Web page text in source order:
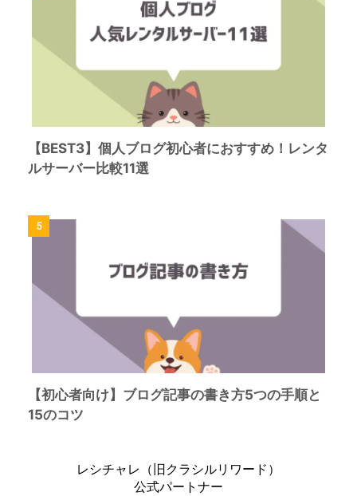
【BEST3】個人ブログ初心者におすすめ！レンタ
ルサーバー比較11選
5
【初心者向け】ブログ記事の書き方5つの手順と
15のコツ
レシチャレ（旧クラシルリワード）
公式パートナー